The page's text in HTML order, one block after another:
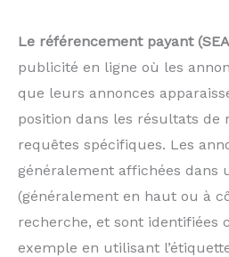
Le référencement payant
publicité en ligne où les
que leurs annonces
position dans les résultats de
requêtes spécifiques. Les
généralement affichées dans
(généralement en haut ou à
recherche, et sont identifiées
exemple en utilisant